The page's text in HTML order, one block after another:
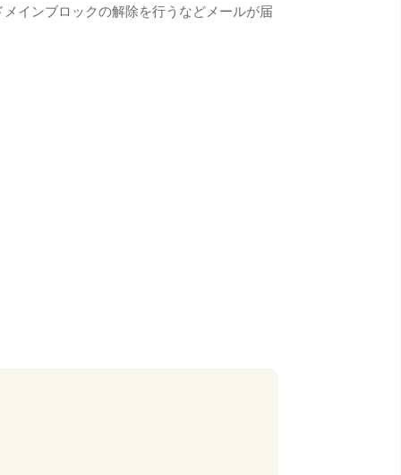
インブロックの解除を行うなどメールが届